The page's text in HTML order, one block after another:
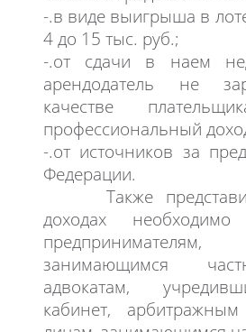
-.в виде выигрыша в
4 до 15 тыс. руб.;
-.от сдачи в наем
арендодатель не
качестве
профессиональный
-.от источников за
Федерации.
Также
доходах необходимо
занимающимся
адвокатам,
кабинет,